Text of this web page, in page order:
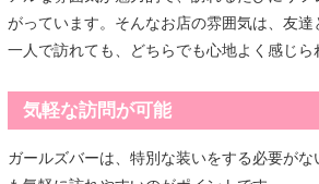
がっています。そんなお店の雰囲気は、友達
一人で訪れても、どちらでも心地よく感じら
気軽な訪問が可能
ガールズバーは、特別な装いをする必要が